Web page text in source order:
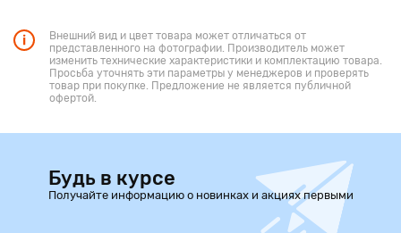
Внешний вид и цвет товара может отличаться от
представленного на фотографии. Производитель может
изменить технические характеристики и комплектацию товара.
Просьба уточнять эти параметры у менеджеров и проверять
товар при покупке. Предложение не является публичной
офертой.
Будь в курсе
Получайте информацию о новинках и акциях первыми